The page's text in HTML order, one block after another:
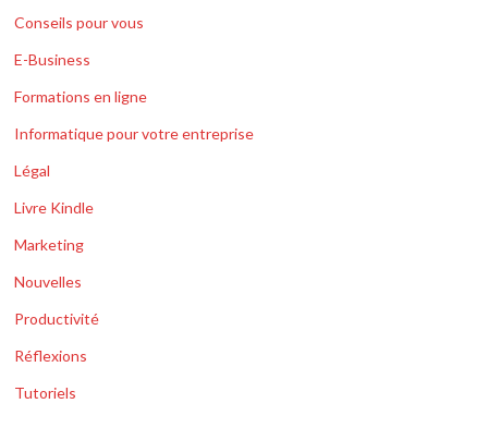
Conseils pour vous
E-Business
Formations en ligne
Informatique pour votre entreprise
Légal
Livre Kindle
Marketing
Nouvelles
Productivité
Réflexions
Tutoriels